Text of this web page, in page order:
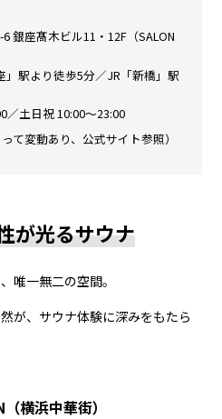
銀座髙木ビル11・12F（SALON
」駅より徒歩5分／JR「新橋」駅
／土日祝 10:00〜23:00
て変動あり、公式サイト参照）
が光るサウナ
唯一無二の空間。
が、サウナ体験に深みをもたら
横浜中華街）